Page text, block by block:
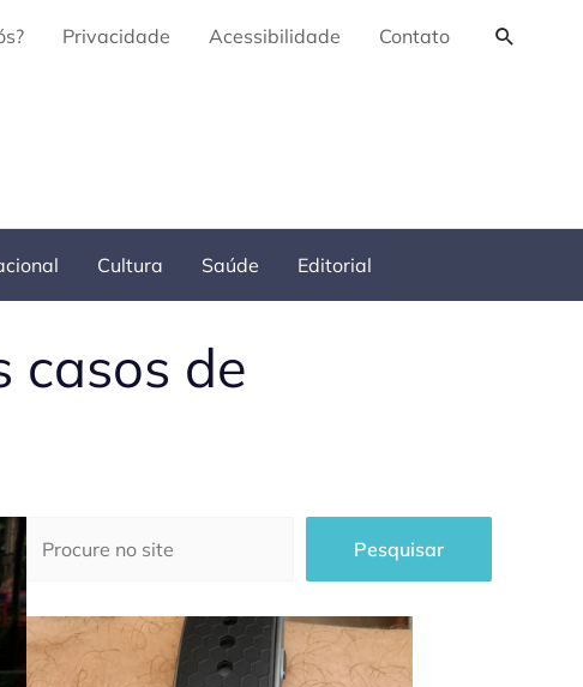
Privacidade Acessibilidade Contato
Cultura Saúde Editorial
casos de
Pesquisar
Pesquisar